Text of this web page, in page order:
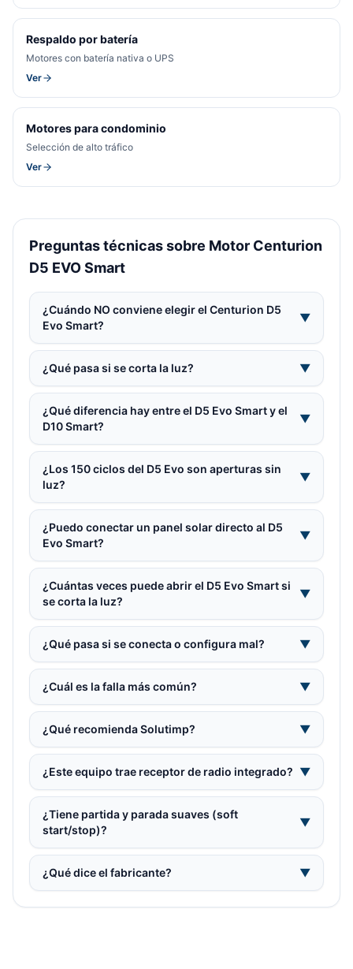
Respaldo por batería
Motores con batería nativa o UPS
Ver
Motores para condominio
Selección de alto tráfico
Ver
Preguntas técnicas sobre Motor Centurion
D5 EVO Smart
¿Cuándo NO conviene elegir el Centurion D5
Evo Smart?
▼
¿Qué pasa si se corta la luz? ▼
¿Qué diferencia hay entre el D5 Evo Smart y el
D10 Smart?
▼
¿Los 150 ciclos del D5 Evo son aperturas sin
luz?
▼
¿Puedo conectar un panel solar directo al D5
Evo Smart?
▼
¿Cuántas veces puede abrir el D5 Evo Smart si
se corta la luz?
▼
¿Qué pasa si se conecta o configura mal? ▼
¿Cuál es la falla más común? ▼
¿Qué recomienda Solutimp? ▼
¿Este equipo trae receptor de radio integrado? ▼
¿Tiene partida y parada suaves (soft
start/stop)?
▼
¿Qué dice el fabricante? ▼